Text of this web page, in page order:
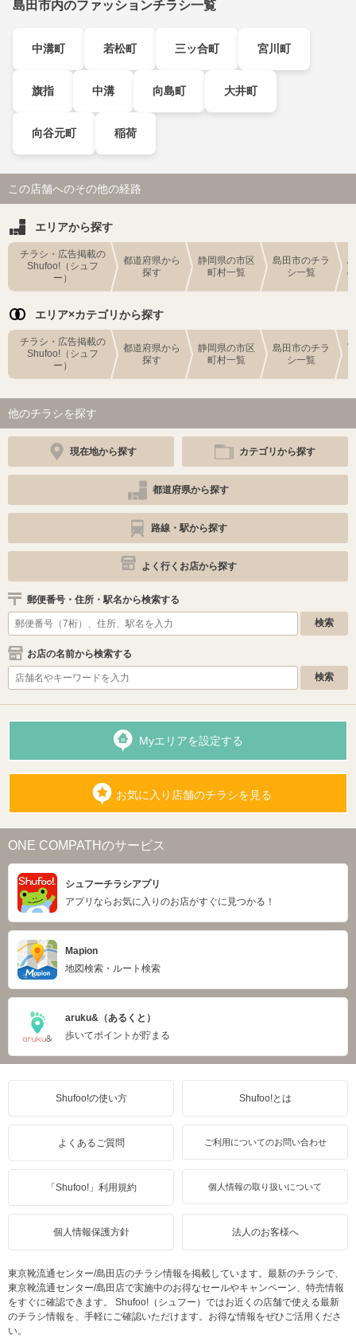
島田市内のファッションチラシ一覧
中溝町 若松町 三ッ合町 宮川町
旗指 中溝 向島町 大井町
向谷元町 稲荷
この店舗へのその他の経路
エリアから探す
チラシ・広告掲載の
Shufoo!（シュフ
ー）
都道府県から
探す
静岡県の市区
町村一覧
島田市のチラ
シ一覧
エリア×カテゴリから探す
チラシ・広告掲載の
Shufoo!（シュフ
ー）
都道府県から
探す
静岡県の市区
町村一覧
島田市のチラ
シ一覧
他のチラシを探す
現在地から探す カテゴリから探す
都道府県から探す
路線・駅から探す
よく行くお店から探す
郵便番号・住所・駅名から検索する
お店の名前から検索する
Myエリアを設定する
お気に入り店舗のチラシを見る
ONE COMPATHのサービス
シュフーチラシアプリ
アプリならお気に入りのお店がすぐに見つかる！
Mapion
地図検索・ルート検索
aruku&（あるくと）
歩いてポイントが貯まる
Shufoo!の使い方 Shufoo!とは
よくあるご質問 ご利用についてのお問い合わせ
「Shufoo!」利用規約 個人情報の取り扱いについて
個人情報保護方針 法人のお客様へ
東京靴流通センター/島田店のチラシ情報を掲載しています。最新のチラシで、
東京靴流通センター/島田店で実施中のお得なセールやキャンペーン、特売情報
をすぐに確認できます。 Shufoo!（シュフー）ではお近くの店舗で使える最新
のチラシ情報を、手軽にご確認いただけます。お得な情報をぜひご活用くださ
い。